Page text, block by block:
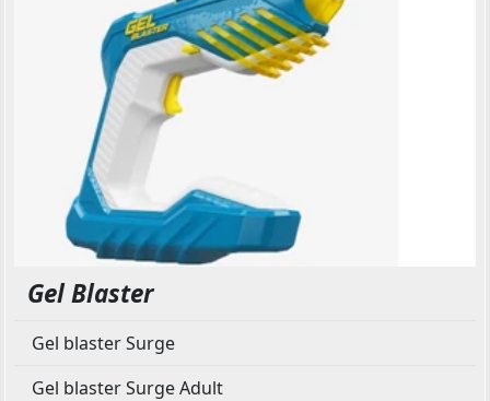
Gel Blaster
Gel blaster Surge
Gel blaster Surge Adult